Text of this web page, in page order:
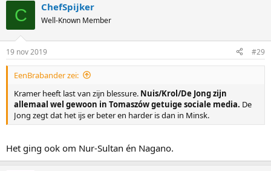
C ChefSpijker
Well-Known Member
19 nov 2019 #29
EenBrabander zei:
Kramer heeft last van zijn blessure. Nuis/Krol/De Jong zijn
allemaal wel gewoon in Tomaszów getuige sociale media. De
Jong zegt dat het ijs er beter en harder is dan in Minsk.
Het ging ook om Nur-Sultan én Nagano.